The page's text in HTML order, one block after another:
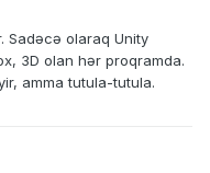
Sadəcə olaraq Unity
3D olan hər proqramda.
amma tutula-tutula.